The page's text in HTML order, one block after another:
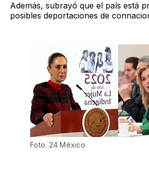
Además, subrayó que el país está
posibles deportaciones de
Foto: 24 México